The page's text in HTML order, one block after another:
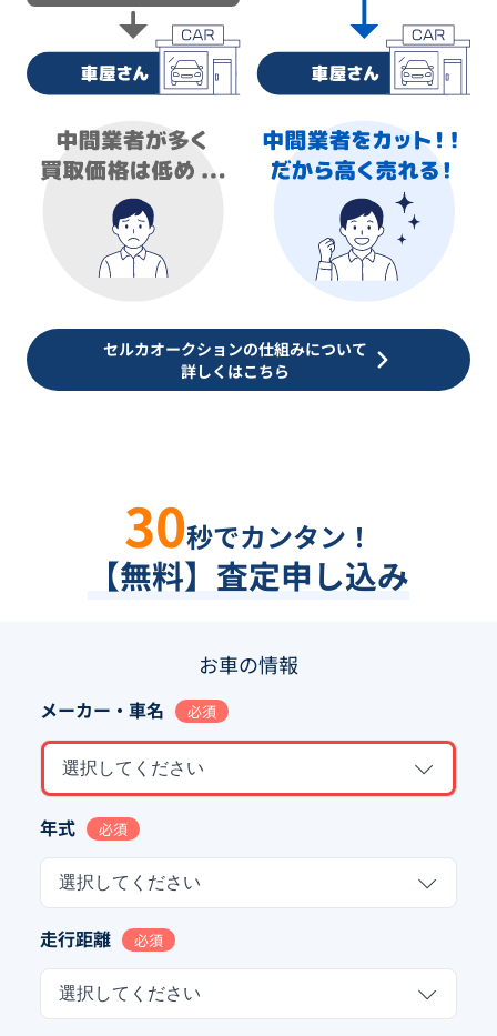
セルカオークションの仕組みについて
詳しくはこちら
30秒でカンタン！
【無料】査定申し込み
お車の情報
メーカー・車名 必須
選択してください
年式 必須
選択してください
走行距離 必須
選択してください